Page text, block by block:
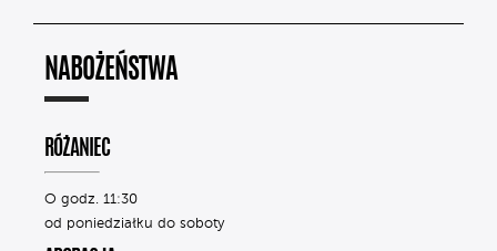
NABOŻEŃSTWA
RÓŻANIEC
O godz. 11:30
od poniedziałku do soboty